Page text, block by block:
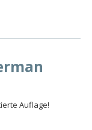
Auflage!